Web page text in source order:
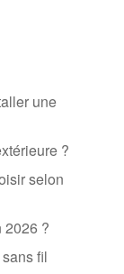
une
?
selon
2026 ?
fil